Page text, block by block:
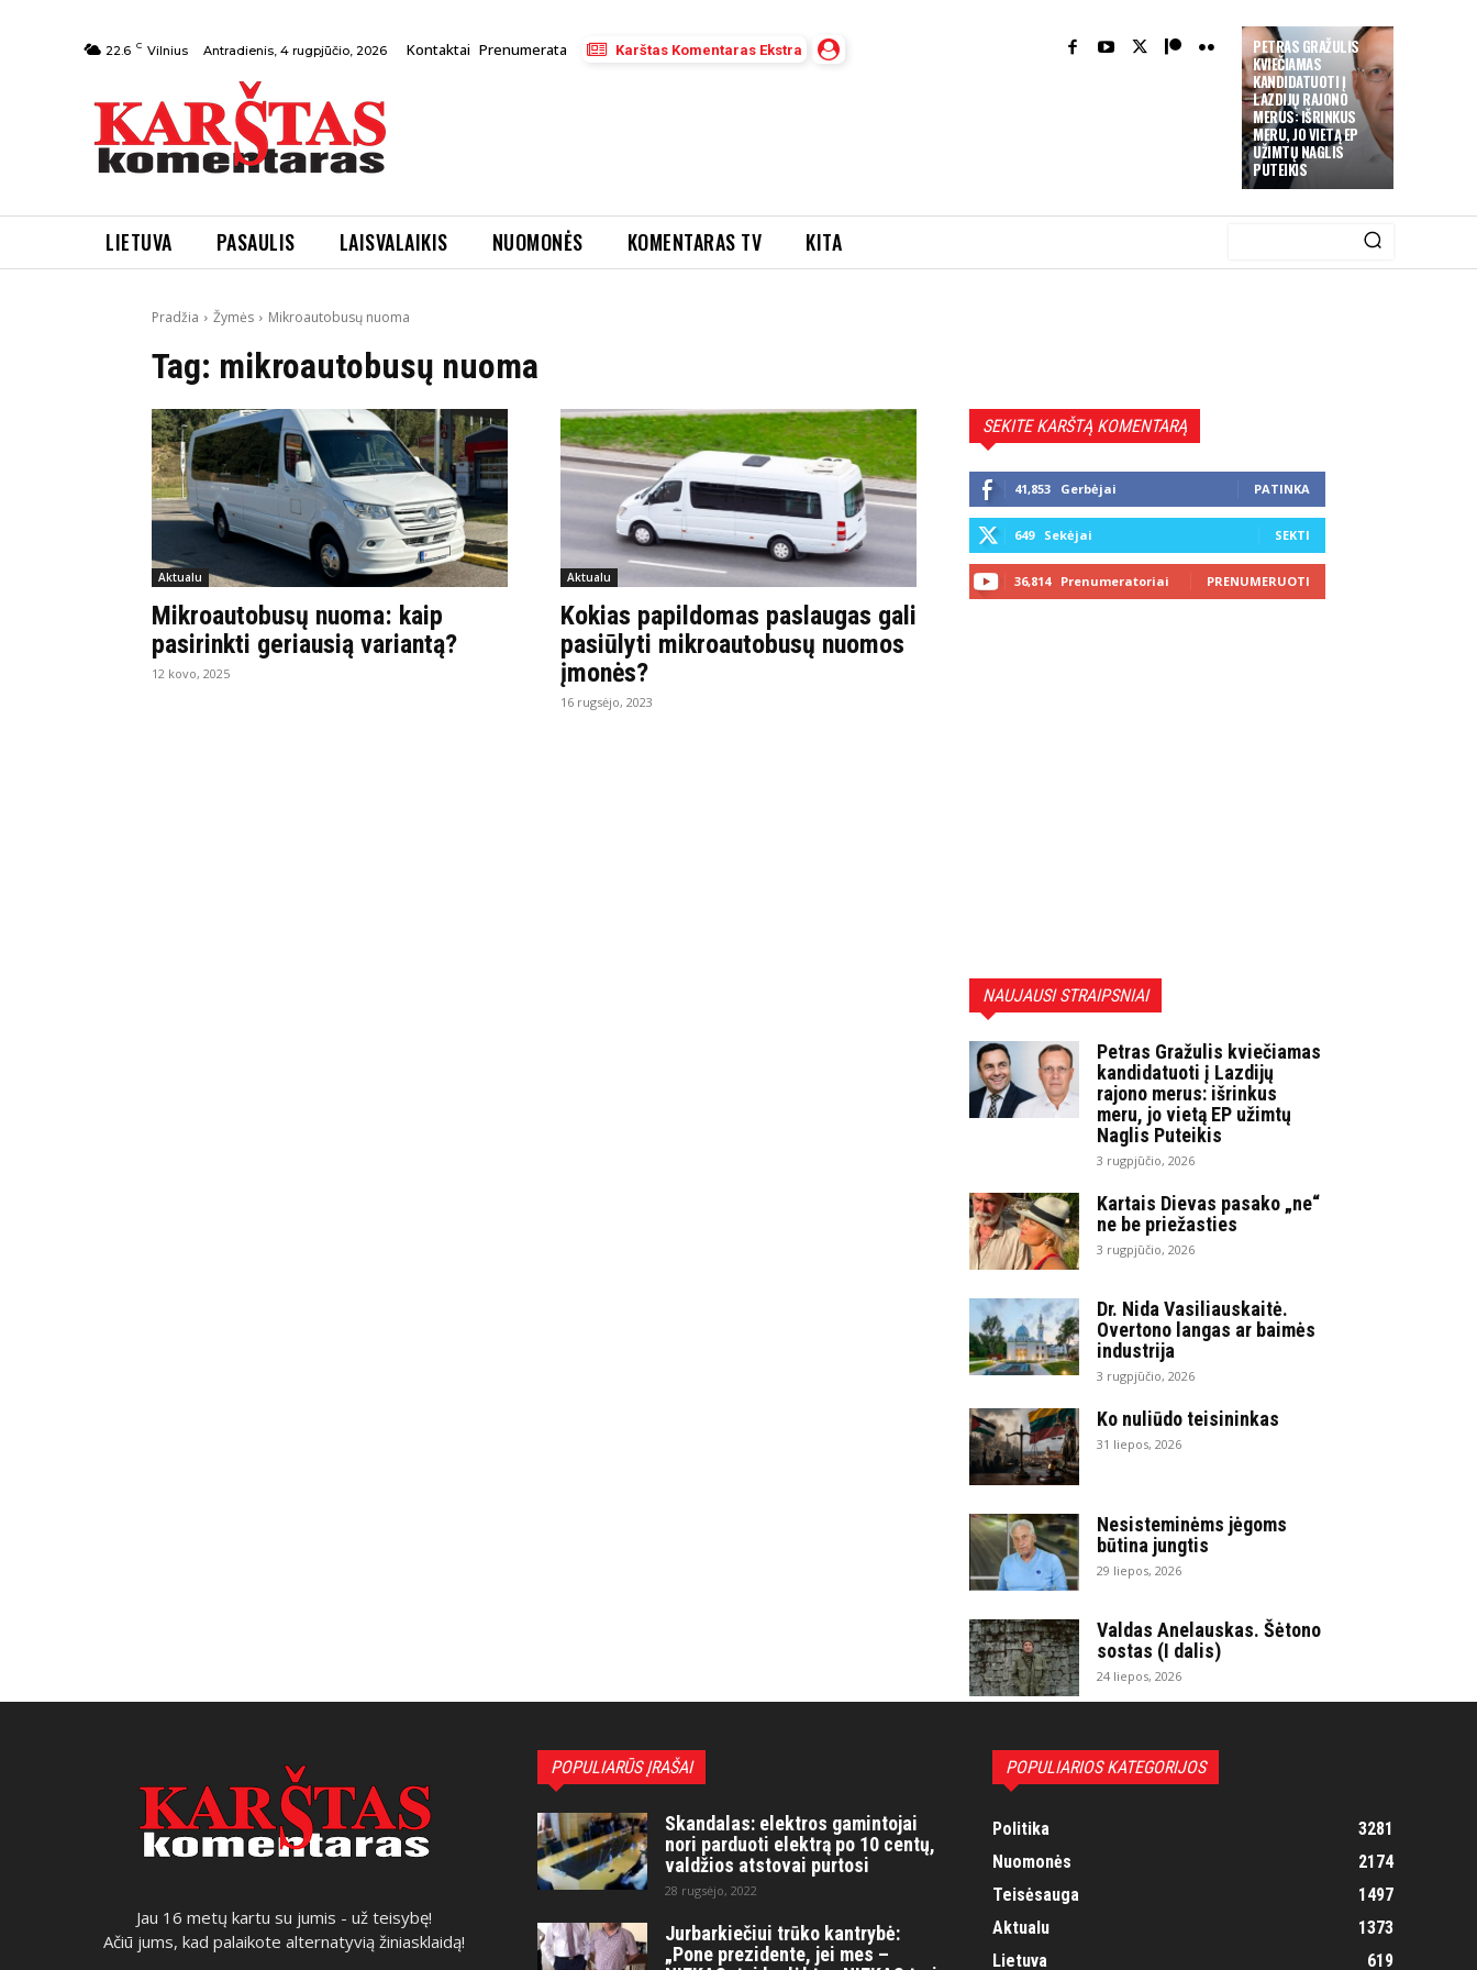
PETRAS GRAŽULIS
KVIEČIAMAS
KANDIDATUOTI Į
LAZDIJŲ RAJONO
MERUS: IŠRINKUS
MERU, JO VIETĄ EP
UŽIMTŲ NAGLIS
PUTEIKIS
22.6 C Vilnius Antradienis, 4 rugpjūčio, 2026 Kontaktai Prenumerata Karštas Komentaras Ekstra
LIETUVA PASAULIS LAISVALAIKIS NUOMONĖS KOMENTARAS TV KITA
Pradžia Žymės Mikroautobusų nuoma
Tag: mikroautobusų nuoma
Aktualu
Mikroautobusų nuoma: kaip
pasirinkti geriausią variantą?
12 kovo, 2025
Aktualu
Kokias papildomas paslaugas gali
pasiūlyti mikroautobusų nuomos
įmonės?
16 rugsėjo, 2023
SEKITE KARŠTĄ KOMENTARĄ
41,853 Gerbėjai PATINKA
649 Sekėjai SEKTI
36,814 Prenumeratoriai PRENUMERUOTI
NAUJAUSI STRAIPSNIAI
Petras Gražulis kviečiamas
kandidatuoti į Lazdijų
rajono merus: išrinkus
meru, jo vietą EP užimtų
Naglis Puteikis
3 rugpjūčio, 2026
Kartais Dievas pasako „ne“
ne be priežasties
3 rugpjūčio, 2026
Dr. Nida Vasiliauskaitė.
Overtono langas ar baimės
industrija
3 rugpjūčio, 2026
Ko nuliūdo teisininkas
31 liepos, 2026
Nesisteminėms jėgoms
būtina jungtis
29 liepos, 2026
Valdas Anelauskas. Šėtono
sostas (I dalis)
24 liepos, 2026
Jau 16 metų kartu su jumis - už teisybę!
Ačiū jums, kad palaikote alternatyvią žiniasklaidą!
POPULIARŪS ĮRAŠAI
Skandalas: elektros gamintojai
nori parduoti elektrą po 10 centų,
valdžios atstovai purtosi
28 rugsėjo, 2022
Jurbarkiečiui trūko kantrybė:
„Pone prezidente, jei mes –
POPULIARIOS KATEGORIJOS
Politika
3281
Nuomonės
2174
Teisėsauga
1497
Aktualu
1373
Lietuva
619